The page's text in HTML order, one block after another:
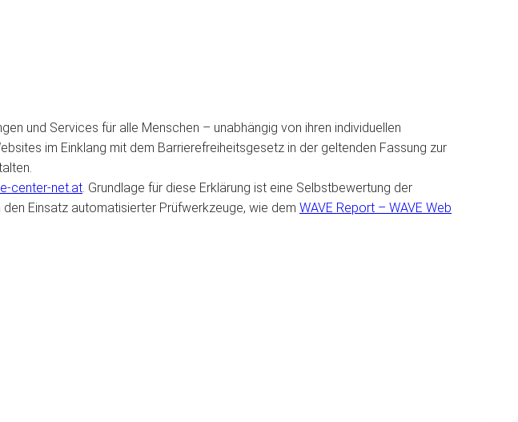
und Services für alle Menschen – unabhängig von ihren individuellen
im Einklang mit dem Barrierefreiheitsgesetz in der geltenden Fassung zur
center-net.at. Grundlage für diese Erklärung ist eine Selbstbewertung der
Einsatz automatisierter Prüfwerkzeuge, wie dem WAVE Report – WAVE Web